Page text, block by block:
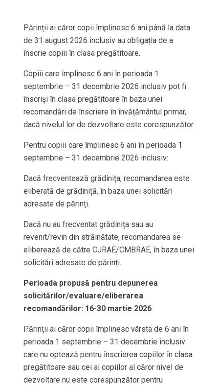
Părinții ai căror copii împlinesc 6 ani până la data
de 31 august 2026 inclusiv au obligația de a
înscrie copiii în clasa pregătitoare.
Copiii care împlinesc 6 ani în perioada 1
septembrie – 31 decembrie 2026 inclusiv pot fi
înscriși în clasa pregătitoare în baza unei
recomandări de înscriere în învățământul primar,
dacă nivelul lor de dezvoltare este corespunzător.
Pentru copiii care împlinesc 6 ani în perioada 1
septembrie – 31 decembrie 2026 inclusiv:
Dacă frecventează grădinița, recomandarea este
eliberată de grădiniță, în baza unei solicitări
adresate de părinți.
Dacă nu au frecventat grădinița sau au
revenit/revin din străinătate, recomandarea se
eliberează de către CJRAE/CMBRAE, în baza unei
solicitări adresate de părinți.
Perioada propusă pentru depunerea
solicitărilor/evaluare/eliberarea
recomandărilor: 16-30 martie 2026.
Părinții ai căror copii împlinesc vârsta de 6 ani în
perioada 1 septembrie – 31 decembrie inclusiv
care nu optează pentru înscrierea copiilor în clasa
pregătitoare sau cei ai copiilor al căror nivel de
dezvoltare nu este corespunzător pentru